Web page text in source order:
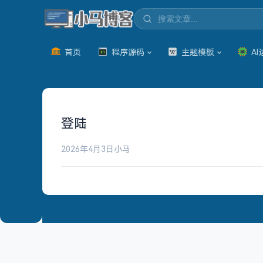
首页 程序源码 主题模板 AI
登陆
2026年4月3日 小马